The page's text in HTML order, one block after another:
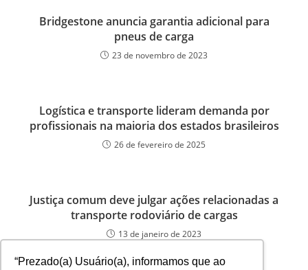
“Prezado(a) Usuário(a), informamos que ao
Bridgestone anuncia garantia adicional para
pneus de carga
23 de novembro de 2023
Logística e transporte lideram demanda por
profissionais na maioria dos estados brasileiros
26 de fevereiro de 2025
Justiça comum deve julgar ações relacionadas a
transporte rodoviário de cargas
13 de janeiro de 2023